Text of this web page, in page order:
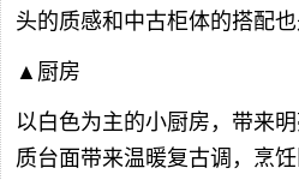
头的质感和中古柜体的搭配也
▲厨房
以白色为主的小厨房，带来
质台面带来温暖复古调，烹